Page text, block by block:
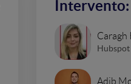
Caragh
Hubspot
Adib